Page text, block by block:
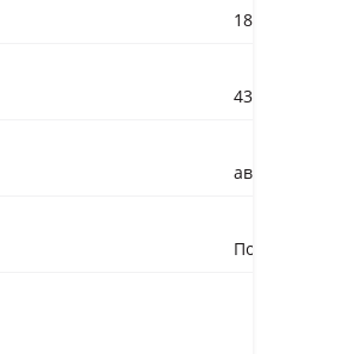
181 л.с.
430 Н·м
автомат 6ст.
Полный